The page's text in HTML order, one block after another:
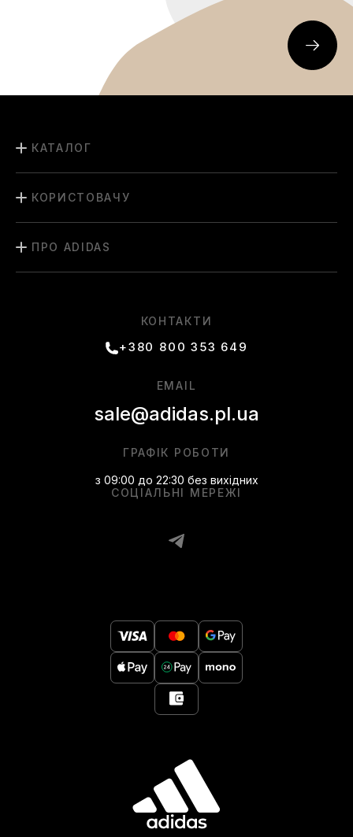
КАТАЛОГ
КОРИСТОВАЧУ
ПРО ADIDAS
КОНТАКТИ
+380 800 353 649
СОЦІАЛЬНІ МЕРЕЖІ
ГРАФІК РОБОТИ
з 09:00 до 22:30 без вихідних
EMAIL
sale@adidas.pl.ua